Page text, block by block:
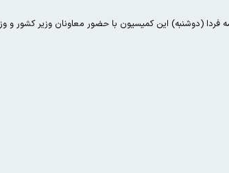
(دوشنبه) این کمیسیون با حضور معاونان وزیر کشور و